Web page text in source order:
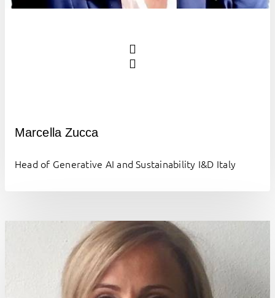
Marcella Zucca
Head of Generative AI and Sustainability I&D Italy